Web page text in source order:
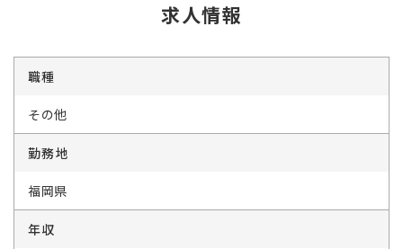
求人情報
職種
その他
勤務地
福岡県
年収